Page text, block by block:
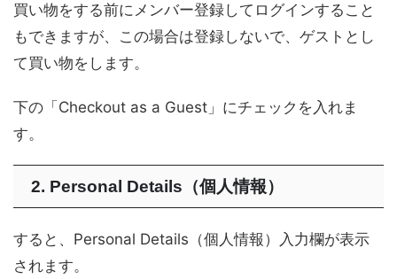
買い物をする前にメンバー登録してログインすること
もできますが、この場合は登録しないで、ゲストとし
て買い物をします。
下の「Checkout as a Guest」にチェックを入れま
す。
2. Personal Details（個人情報）
すると、Personal Details（個人情報）入力欄が表示
されます。